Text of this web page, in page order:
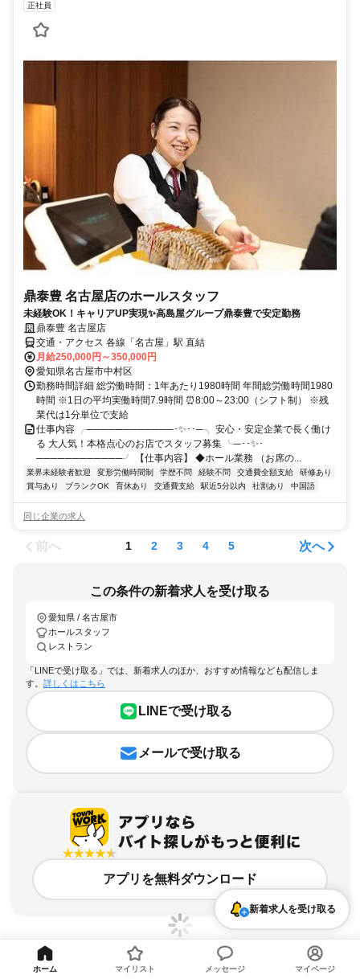
正社員
鼎泰豊 名古屋店のホールスタッフ
未経験OK！キャリアUP実現✨高島屋グループ鼎泰豊で安定勤務
鼎泰豊 名古屋店
交通・アクセス 各線「名古屋」駅 直結
月給250,000円～350,000円
愛知県名古屋市中村区
勤務時間詳細 総労働時間：1年あたり1980時間 年間総労働時間1980
時間 ※1日の平均実働時間7.9時間 ⏰8:00～23:00（シフト制） ※残
業代は1分単位で支給
仕事内容 ╭────────────･✨･･─╮ 安心・安定企業で長く働け
る 大人気！本格点心のお店でスタッフ募集 ╰─･･✨･
────────────╯ 【仕事内容】 ◆ホール業務 （お席の...
業界未経験者歓迎 変形労働時間制 学歴不問 経験不問 交通費全額支給
研修あり
賞与あり
ブランクOK 育休あり 交通費支給 駅近5分以内 社割あり 中国語
同じ企業の求人
前へ 1 2 3 4 5 次へ
この条件の新着求人を受け取る
愛知県 / 名古屋市
ホールスタッフ
レストラン
「LINEで受け取る」では、新着求人のほか、おすすめ情報なども配信しま
す。 詳しくはこちら
LINEで受け取る
メールで受け取る
アプリを無料ダウンロード
新着求人を受け取る
ホーム マイリスト メッセージ マイページ